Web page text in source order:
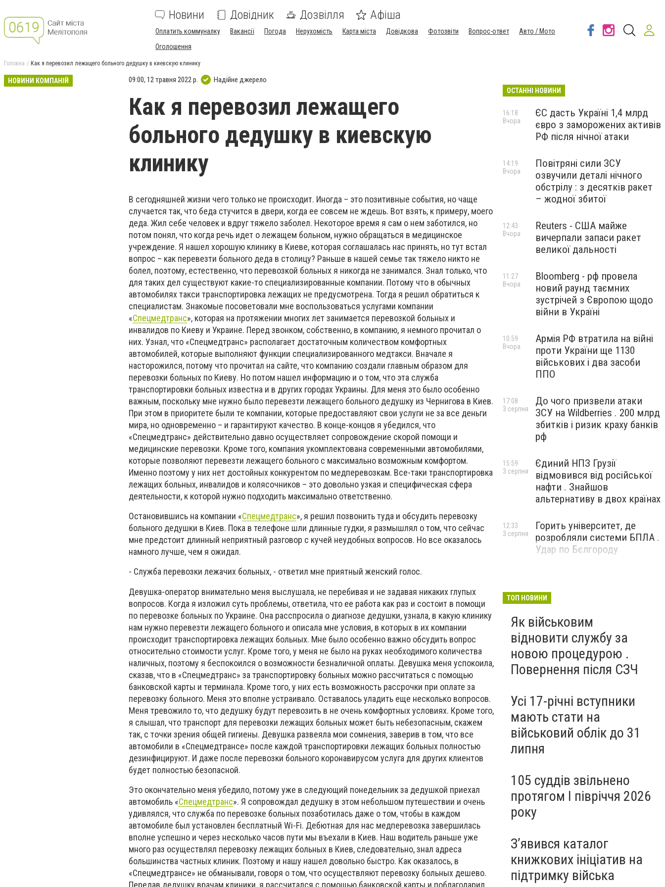
Новини Довідник Дозвілля Афіша
Оплатить коммуналку Вакансії Погода Нерухомість Карта міста Довідкова Фотозвіти Вопрос-ответ
Авто / Мото
Оголошення
Головна Как я перевозил лежащего больного дедушку в киевскую клинику
НОВИНИ КОМПАНІЙ 09:00, 12 травня 2022 р. Надійне джерело
Как я перевозил лежащего
больного дедушку в киевскую
клинику
В сегодняшней жизни чего только не происходит. Иногда – это позитивные события, но чаще
случается так, что беда стучится в двери, когда ее совсем не ждешь. Вот взять, к примеру, моего
деда. Жил себе человек и вдруг тяжело заболел. Некоторое время я сам о нем заботился, но
потом понял, что когда речь идет о лежащем больном, нужно обращаться в медицинское
учреждение. Я нашел хорошую клинику в Киеве, которая соглашалась нас принять, но тут встал
вопрос – как перевезти больного деда в столицу? Раньше в нашей семье так тяжело никто не
болел, поэтому, естественно, что перевозкой больных я никогда не занимался. Знал только, что
для таких дел существуют какие-то специализированные компании. Потому что в обычных
автомобилях такси транспортировка лежащих не предусмотрена. Тогда я решил обратиться к
специалистам. Знакомые посоветовали мне воспользоваться услугами компании
«Спецмедтранс», которая на протяжении многих лет занимается перевозкой больных и
инвалидов по Киеву и Украине. Перед звонком, собственно, в компанию, я немного прочитал о
них. Узнал, что «Спецмедтранс» располагает достаточным количеством комфортных
автомобилей, которые выполняют функции специализированного медтакси. Вначале я
насторожился, потому что прочитал на сайте, что компанию создали главным образом для
перевозки больных по Киеву. Но потом нашел информацию и о том, что эта служба
транспортировки больных известна и в других городах Украины. Для меня это было особенно
важным, поскольку мне нужно было перевезти лежащего больного дедушку из Чернигова в Киев.
При этом в приоритете были те компании, которые предоставляют свои услуги не за все деньги
мира, но одновременно – и гарантируют качество. В конце-концов я убедился, что
«Спецмедтранс» действительно давно осуществляет сопровождение скорой помощи и
медицинские перевозки. Кроме того, компания укомплектована современными автомобилями,
которые позволяют перевезти лежащего больного с максимально возможным комфортом.
Именно поэтому у них нет достойных конкурентом по медперевозкам. Все-таки транспортировка
лежащих больных, инвалидов и колясочников – это довольно узкая и специфическая сфера
деятельности, к которой нужно подходить максимально ответственно.
Остановившись на компании «Спецмедтранс», я решил позвонить туда и обсудить перевозку
больного дедушки в Киев. Пока в телефоне шли длинные гудки, я размышлял о том, что сейчас
мне предстоит длинный неприятный разговор с кучей неудобных вопросов. Но все оказалось
намного лучше, чем я ожидал.
- Служба перевозки лежачих больных, - ответил мне приятный женский голос.
Девушка-оператор внимательно меня выслушала, не перебивая и не задавая никаких глупых
вопросов. Когда я изложил суть проблемы, ответила, что ее работа как раз и состоит в помощи
по перевозке больных по Украине. Она расспросила о диагнозе дедушки, узнала, в какую клинику
нам нужно перевезти лежащего больного и описала мне условия, в которых в их компании
происходит транспортировка лежащих больных. Мне было особенно важно обсудить вопрос
относительно стоимости услуг. Кроме того, у меня не было на руках необходимого количества
наличных, поэтому я беспокоился о возможности безналичной оплаты. Девушка меня успокоила,
сказав, что в «Спецмедтранс» за транспортировку больных можно рассчитаться с помощью
банковской карты и терминала. Кроме того, у них есть возможность рассрочки при оплате за
перевозку больного. Меня это вполне устраивало. Оставалось уладить еще несколько вопросов.
Меня тревожило то, что дедушку будут перевозить в не очень комфортных условиях. Кроме того,
я слышал, что транспорт для перевозки лежащих больных может быть небезопасным, скажем
так, с точки зрения общей гигиены. Девушка развеяла мои сомнения, заверив в том, что все
автомобили в «Спецмедтрансе» после каждой транспортировки лежащих больных полностью
дезинфицируют. И даже после перевозки больного коронавирусом услуга для других клиентов
будет полностью безопасной.
Это окончательно меня убедило, потому уже в следующий понедельник за дедушкой приехал
автомобиль «Спецмедтранс». Я сопровождал дедушку в этом небольшом путешествии и очень
удивлялся, что служба по перевозке больных позаботилась даже о том, чтобы в каждом
автомобиле был установлен бесплатный Wi-Fi. Дебютная для нас медперевозка завершилась
вполне успешно и через несколько часов пути мы въехали в Киев. Наш водитель раньше уже
много раз осуществлял перевозку лежащих больных в Киев, следовательно, знал адреса
большинства частных клиник. Поэтому и нашу нашел довольно быстро. Как оказалось, в
«Спецмедтрансе» не обманывали, говоря о том, что осуществляют перевозку больных дешево.
Передав дедушку врачам клиники, я рассчитался с помощью банковской карты и поблагодарил
ОСТАННІ НОВИНИ
ЄС дасть Україні 1,4 млрд
євро з заморожених активів
РФ після нічної атаки
16:18
Вчора
Повітряні сили ЗСУ
озвучили деталі нічного
обстрілу : з десятків ракет
– жодної збитої
14:19
Вчора
Reuters - США майже
вичерпали запаси ракет
великої дальності
12:43
Вчора
Bloomberg - рф провела
новий раунд таємних
зустрічей з Європою щодо
війни в Україні
11:27
Вчора
Армія РФ втратила на війні
проти України ще 1130
військових і два засоби
ППО
10:59
Вчора
До чого призвели атаки
ЗСУ на Wildberries . 200 млрд
збитків і ризик краху банків
рф
17:08
3 серпня
Єдиний НПЗ Грузії
відмовився від російської
нафти . Знайшов
альтернативу в двох країнах
15:59
3 серпня
Горить університет, де
розробляли системи БПЛА .
Удар по Бєлгороду
12:33
3 серпня
ТОП НОВИНИ
Як військовим
відновити службу за
новою процедурою .
Повернення після СЗЧ
Усі 17-річні вступники
мають стати на
військовий облік до 31
липня
105 суддів звільнено
протягом I півріччя 2026
року
З’явився каталог
книжкових ініціатив на
підтримку війська